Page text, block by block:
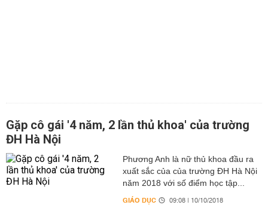
Gặp cô gái '4 năm, 2 lần thủ khoa' của trường
ĐH Hà Nội
Phương Anh là nữ thủ khoa đầu ra
xuất sắc của của trường ĐH Hà Nội
năm 2018 với số điểm học tập...
GIÁO DỤC 09:08 | 10/10/2018